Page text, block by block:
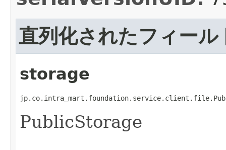
直列化されたフィール
storage
PublicStorage